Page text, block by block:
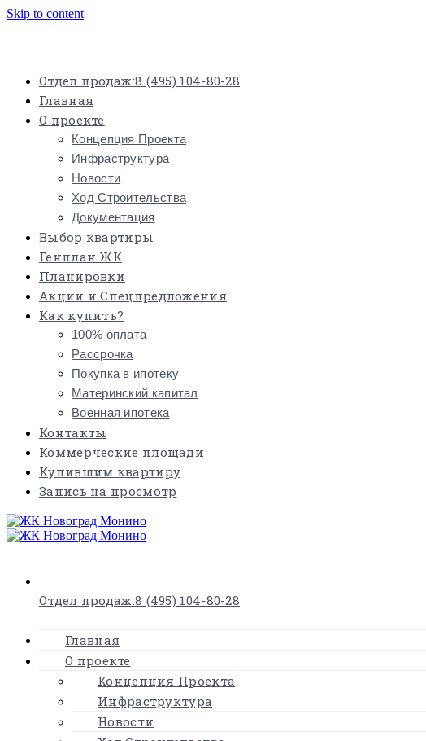
Skip to content
Отдел продаж:8 (495) 104-80-28
Главная
О проекте
Концепция Проекта
Инфраструктура
Новости
Ход Строительства
Документация
Выбор квартиры
Генплан ЖК
Планировки
Акции и Спецпредложения
Как купить?
100% оплата
Рассрочка
Покупка в ипотеку
Материнский капитал
Военная ипотека
Контакты
Коммерческие площади
Купившим квартиру
Запись на просмотр
Отдел продаж:8 (495) 104-80-28
Главная
О проекте
Концепция Проекта
Инфраструктура
Новости